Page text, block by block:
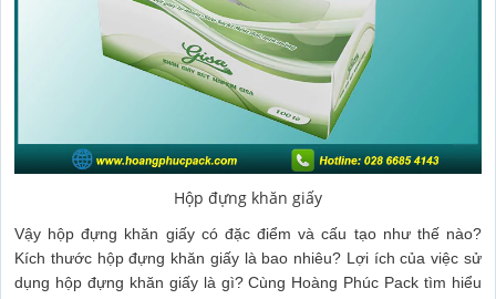
Hộp đựng khăn giấy
Vậy hộp đựng khăn giấy có đặc điểm và cấu tạo như thế nào?
Kích thước hộp đựng khăn giấy là bao nhiêu? Lợi ích của việc sử
dụng hộp đựng khăn giấy là gì? Cùng Hoàng Phúc Pack tìm hiểu